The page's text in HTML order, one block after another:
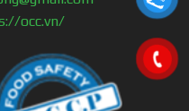
occ.vn/